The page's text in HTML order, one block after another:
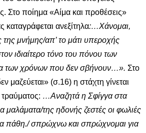
Στο ποίημα «Αίμα και προθέσεις»
καταγράφεται ανεξίτηλα:…Χάνομαι,
της μνήμης/απ’ το μάτι υπεροχής
ιδιαίτερο τόνο του πόνου των
των χρόνων που δεν σβήνουν…». Στο
μαζεύεται» (σ.16) η στάχτη γίνεται
…Αναζητά η Σφίγγα στα
μαλάματα/της ηδονής ζεστές οι φωλιές
πάθη./ σπρώχνω και σπρώχνομαι για